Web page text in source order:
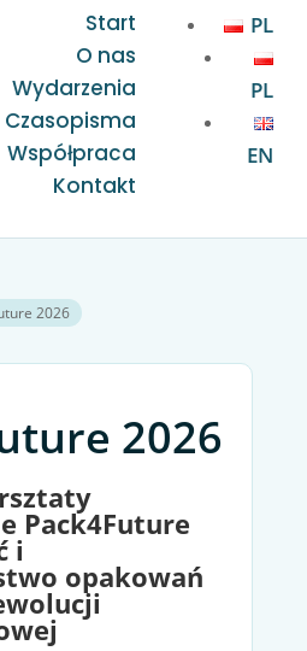
Start
O nas
Wydarzenia
Czasopisma
Współpraca
Kontakt
PL
PL
EN
2026
2026
Pack4Future
i
opakowań